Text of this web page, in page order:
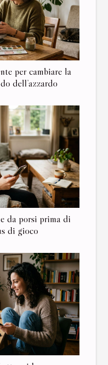
per cambiare la
dell’azzardo
da porsi prima di
di gioco